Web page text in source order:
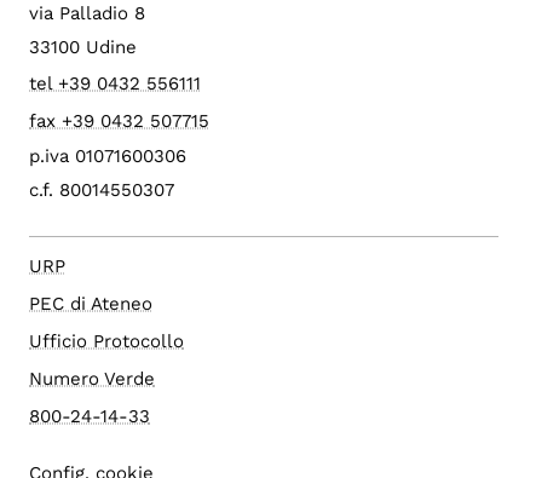
via Palladio 8
33100 Udine
tel +39 0432 556111
fax +39 0432 507715
p.iva 01071600306
c.f. 80014550307
URP
PEC di Ateneo
Ufficio Protocollo
Numero Verde
800-24-14-33
Config. cookie